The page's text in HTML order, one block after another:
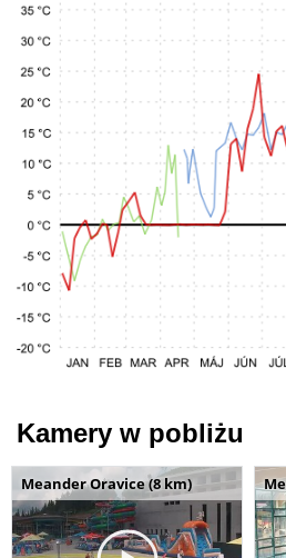
Kamery w pobliżu
Meander Oravice (8 km)